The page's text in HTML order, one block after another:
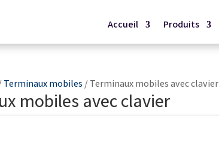
Accueil Produits
Terminaux mobiles / Terminaux mobiles avec clavier
mobiles avec clavier